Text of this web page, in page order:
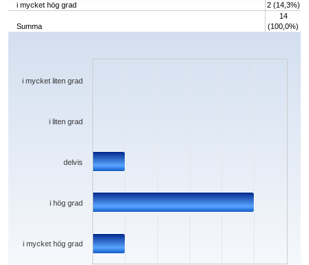
i mycket hög grad
2 (14,3%)
Summa
14
(100,0%)
Chart
The chart has 1 X axis displaying categories.
i mycket hög grad
i hög grad
delvis
i liten grad
i mycket liten grad